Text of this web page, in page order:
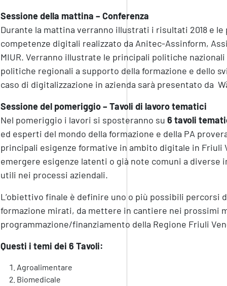
Sessione della mattina – Conferenza
Durante la mattina verranno illustrati i risultati 2018 e
competenze digitali realizzato da Anitec-Assinform,
MIUR. Verranno illustrate le principali politiche
politiche regionali a supporto della formazione e dello
caso di digitalizzazione in azienda sarà presentato da
Sessione del pomeriggio – Tavoli di lavoro tematici
Nel pomeriggio i lavori si sposteranno su 6 tavoli
ed esperti del mondo della formazione e della PA
principali esigenze formative in ambito digitale in Friuli
emergere esigenze latenti o già note comuni a diverse
utili nei processi aziendali.
L’obiettivo finale è definire uno o più possibili percorsi
formazione mirati, da mettere in cantiere nei prossimi
programmazione/finanziamento della Regione Friuli
Questi i temi dei 6 Tavoli:
Agroalimentare
Biomedicale